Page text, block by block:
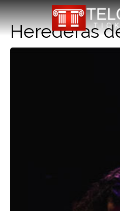
Herederas